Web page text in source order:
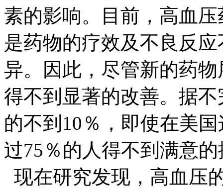
素的影响。目前，高血
是药物的疗效及不良反
异。因此，尽管新的药
得不到显著的改善。据
的不到 10 ％，即使在美
过75 ％的人得不到满意
现在研究发现，高血压